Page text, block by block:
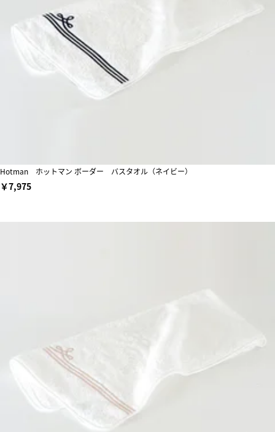
Hotman ホットマン ボーダー バスタオル（ネイビー）
￥7,975